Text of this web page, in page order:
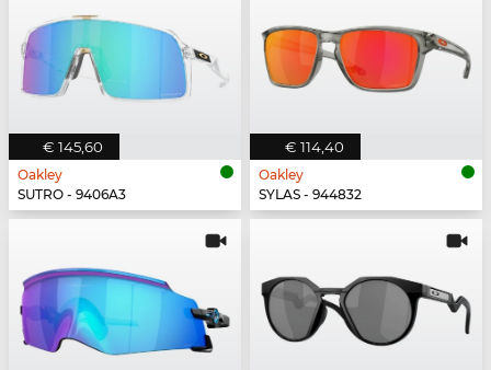
€ 145,60
Oakley
SUTRO - 9406A3
€ 114,40
Oakley
SYLAS - 944832